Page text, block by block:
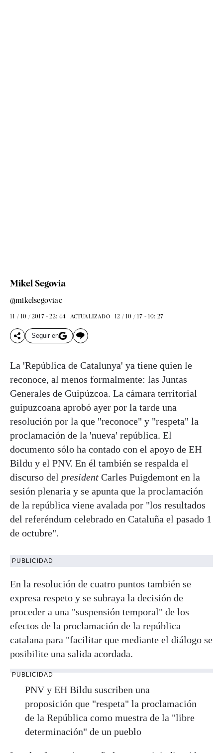
Mikel Segovia
@mikelsegoviac
11 / 10 / 2017 - 22: 44 ACTUALIZADO 12 / 10 / 17 - 10: 27
Seguir en
La 'República de Catalunya' ya tiene quien le
reconoce, al menos formalmente: las Juntas
Generales de Guipúzcoa. La cámara territorial
guipuzcoana aprobó ayer por la tarde una
resolución por la que "reconoce" y "respeta" la
proclamación de la 'nueva' república. El
documento sólo ha contado con el apoyo de EH
Bildu y el PNV. En él también se respalda el
discurso del president Carles Puigdemont en la
sesión plenaria y se apunta que la proclamación
de la república viene avalada por "los resultados
del referéndum celebrado en Cataluña el pasado 1
de octubre".
PUBLICIDAD
En la resolución de cuatro puntos también se
expresa respeto y se subraya la decisión de
proceder a una "suspensión temporal" de los
efectos de la proclamación de la república
catalana para "facilitar que mediante el diálogo se
posibilite una salida acordada.
PUBLICIDAD
PNV y EH Bildu suscriben una
proposición que "respeta" la proclamación
de la República como muestra de la "libre
determinación" de un pueblo